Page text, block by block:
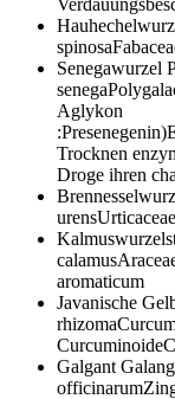
Senegawurzel
Aglykon
Trocknen
Droge ihren
aromaticum
Javanische
Galgant